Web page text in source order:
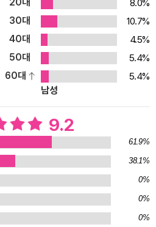
싱턴포스트 베스트 논픽션’에 선정되
까이 앉아 있었다. 그의 코는 무의식적
. ‘그녀는 냄새만 좋을 뿐 아니라 유전
취의 냄새인 페로몬은 유전 정보를 전
이 배어 있는 땀에 젖은 티셔츠를 두
울리는 남녀가 서로에게서 가장 좋
감 있는 남자에게 ‘나쁜’ 냄새를 풍
에게 흥미를 잃었을 것이다. 하지만
씻고 안 씻고의 문제나 당신이 매력
그저 유전자의 문제다. 우리는 과거
이들을 통해 유전적으로 너무 비슷한
8.0%
30대
10.7%
40대
4.5%
50대
5.4%
60대
5.4%
남성
9.2
61.9%
38.1%
0%
0%
0%